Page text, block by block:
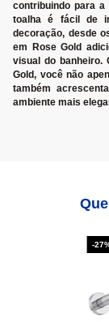
contribuindo para a
toalha é fácil de
decoração, desde
em Rose Gold
visual do banheiro.
Gold, você não
também
ambiente mais
-